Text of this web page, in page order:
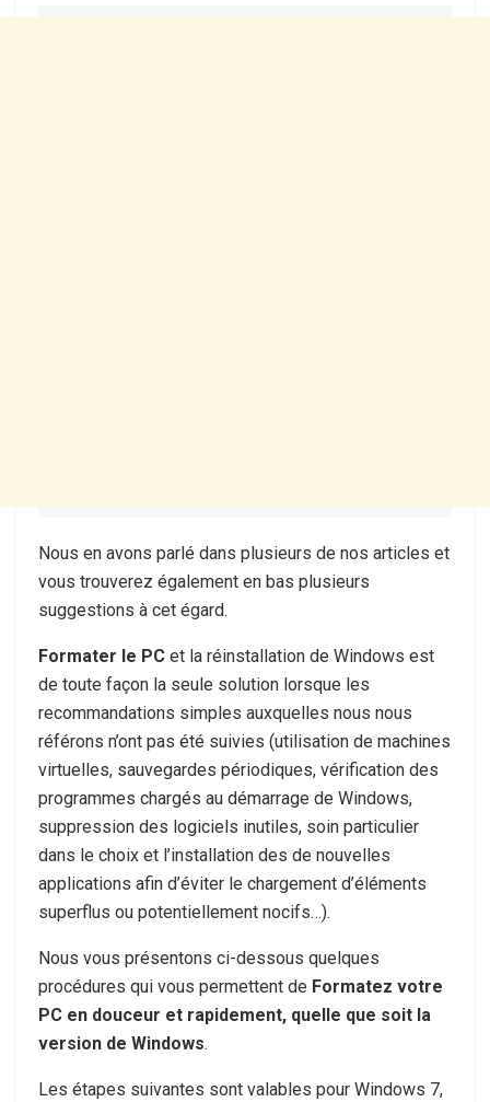
Nous en avons parlé dans plusieurs de nos articles et
vous trouverez également en bas plusieurs
suggestions à cet égard.
Formater le PC et la réinstallation de Windows est
de toute façon la seule solution lorsque les
recommandations simples auxquelles nous nous
référons n’ont pas été suivies (utilisation de machines
virtuelles, sauvegardes périodiques, vérification des
programmes chargés au démarrage de Windows,
suppression des logiciels inutiles, soin particulier
dans le choix et l’installation des de nouvelles
applications afin d’éviter le chargement d’éléments
superflus ou potentiellement nocifs…).
Nous vous présentons ci-dessous quelques
procédures qui vous permettent de Formatez votre
PC en douceur et rapidement, quelle que soit la
version de Windows.
Les étapes suivantes sont valables pour Windows 7,